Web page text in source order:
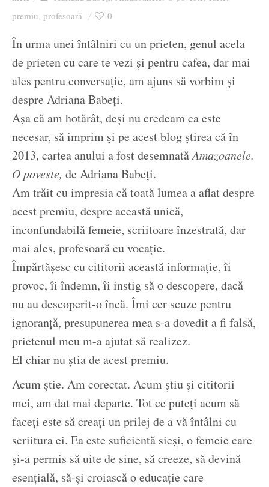
premiu, profesoară 0
În urma unei întâlniri cu un prieten, genul acela
de prieten cu care te vezi și pentru cafea, dar mai
ales pentru conversație, am ajuns să vorbim și
despre Adriana Babeți.
Așa că am hotărât, deși nu credeam ca este
necesar, să imprim și pe acest blog știrea că în
2013, cartea anului a fost desemnatăAmazoanele.
O poveste, de Adriana Babeți.
Am trăit cu impresia că toată lumea a aflat despre
acest premiu, despre această unică,
inconfundabilă femeie, scriitoare înzestrată, dar
mai ales, profesoară cu vocație.
Împărtășesc cu cititorii această informație, îi
provoc, îi îndemn, îi instig să o descopere, dacă
nu au descoperit-o încă. Îmi cer scuze pentru
ignoranță, presupunerea mea s-a dovedit a fi falsă,
prietenul meu m-a ajutat să realizez.
El chiar nu știa de acest premiu.
Acum știe. Am corectat. Acum știu și cititorii
mei, am dat mai departe. Tot ce puteți acum să
faceți este să creați un prilej de a vă întâlni cu
scriitura ei. Ea este suficientă sieși, o femeie care
și-a permis să uite de sine, să creeze, să devină
esențială, să-și croiască o educație care